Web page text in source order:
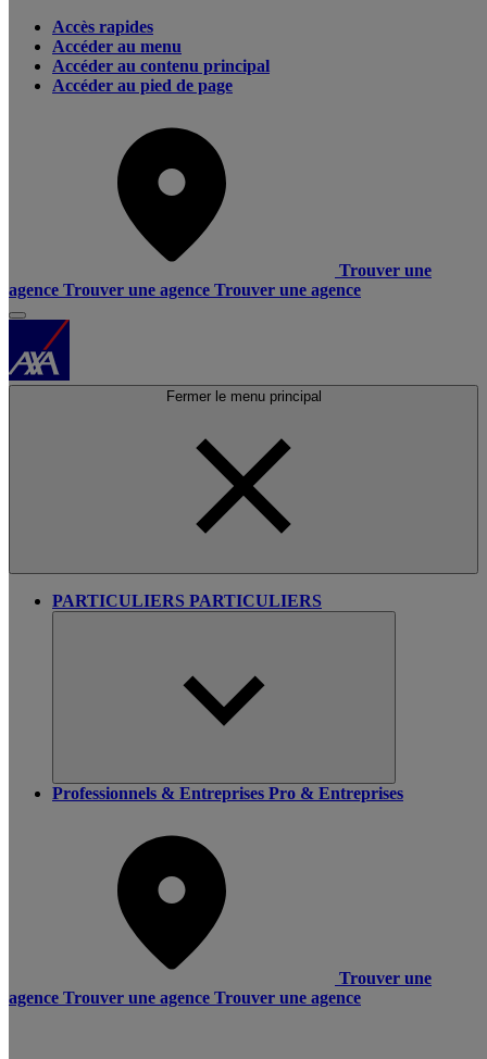
Accès rapides
Accéder au menu
Accéder au contenu principal
Accéder au pied de page
Trouver une
agence Trouver une agence Trouver une agence
Fermer le menu principal
PARTICULIERS PARTICULIERS
Professionnels & Entreprises Pro & Entreprises
Trouver une
agence Trouver une agence Trouver une agence